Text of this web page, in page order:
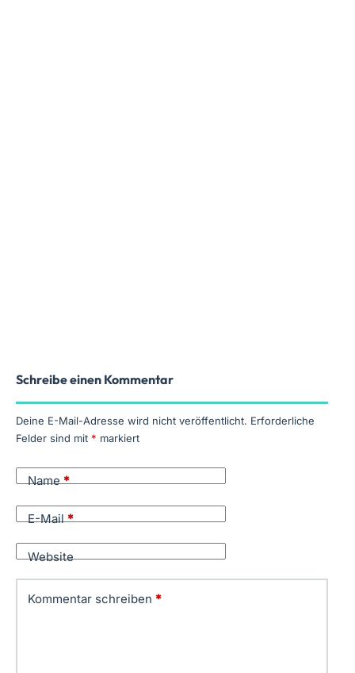
Schreibe einen Kommentar
Deine E-Mail-Adresse wird nicht veröffentlicht. Erforderliche
Felder sind mit * markiert
Name*
E-Mail*
Website
Kommentar schreiben *